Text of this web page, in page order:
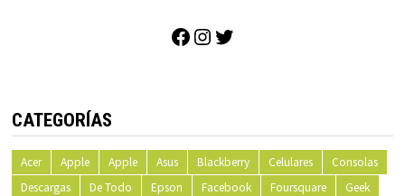
Facebook
Instagram
CATEGORÍAS
Acer Apple Apple Asus Blackberry Celulares
Consolas
Descargas
De Todo Epson Facebook Foursquare
Geek